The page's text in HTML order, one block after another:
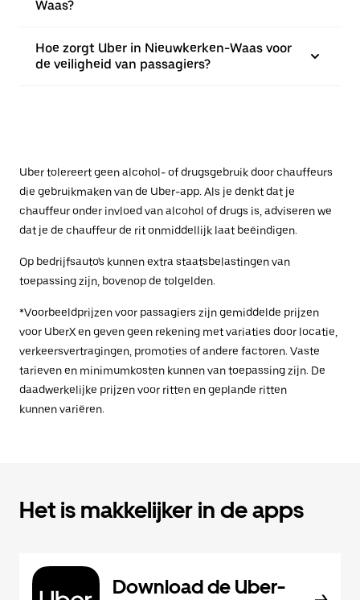
Waas?
Hoe zorgt Uber in Nieuwkerken-Waas voor
de veiligheid van passagiers?
Uber tolereert geen alcohol- of drugsgebruik door chauffeurs
die gebruikmaken van de Uber-app. Als je denkt dat je
chauffeur onder invloed van alcohol of drugs is, adviseren we
dat je de chauffeur de rit onmiddellijk laat beëindigen.
Op bedrijfsauto's kunnen extra staatsbelastingen van
toepassing zijn, bovenop de tolgelden.
*Voorbeeldprijzen voor passagiers zijn gemiddelde prijzen
voor UberX en geven geen rekening met variaties door locatie,
verkeersvertragingen, promoties of andere factoren. Vaste
tarieven en minimumkosten kunnen van toepassing zijn. De
daadwerkelijke prijzen voor ritten en geplande ritten
kunnen variëren.
Het is makkelijker in de apps
Download de Uber-